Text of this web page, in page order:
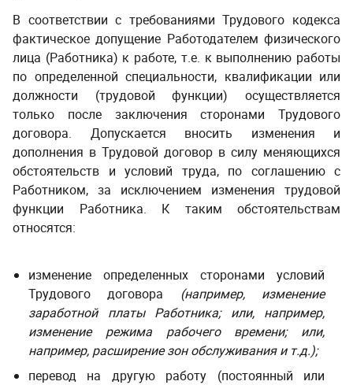
В соответствии с требованиями Трудового кодекса
фактическое допущение Работодателем физического
лица (Работника) к работе, т.е. к выполнению работы
по определенной специальности, квалификации или
должности (трудовой функции) осуществляется
только после заключения сторонами Трудового
договора. Допускается вносить изменения и
дополнения в Трудовой договор в силу меняющихся
обстоятельств и условий труда, по соглашению с
Работником, за исключением изменения трудовой
функции Работника. К таким обстоятельствам
относятся:
изменение определенных сторонами условий
Трудового договора
(например, изменение
заработной платы Работника; или, например,
изменение режима рабочего времени; или,
например, расширение зон обслуживания и т.д.);
перевод на другую работу (постоянный или